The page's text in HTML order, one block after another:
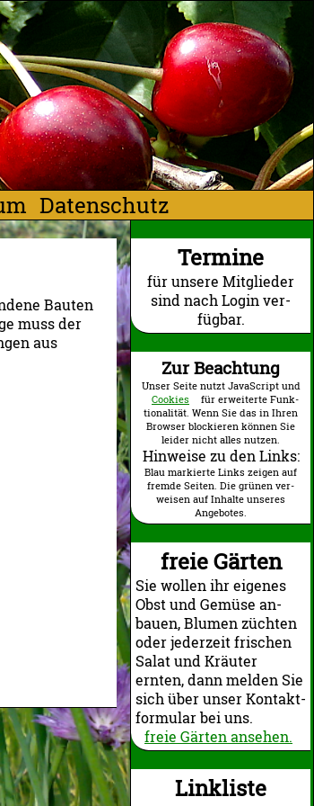
Datenschutz
Bauten
muss der
aus
Termine
für un­sere Mit­glieder
sind nach Lo­gin ver­
fügbar.
Zur Beachtung
Unser Seite nutzt JavaScript und
Cookies
für erweiterte Funk­
tionalität. Wenn Sie das in Ihren
Browser blockieren können Sie
leider nicht alles nutzen.
Hinweise zu den Links:
Blau markierte Links zeigen auf
fremde Seiten. Die grünen ver­
weisen auf Inhalte unseres
Angebotes.
freie Gärten
Sie wollen ihr ei­genes
Obst und Gemüse an­
bauen, Blu­men züch­ten
oder je­der­zeit frischen
Salat und Kräuter
ernten, dann melden Sie
sich über unser Kon­takt­
formular bei uns.
freie Gärten ansehen.
Linkliste